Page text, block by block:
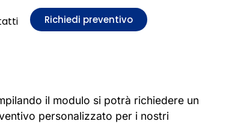
Richiedi preventivo
il modulo si potrà richiedere un
personalizzato per i nostri